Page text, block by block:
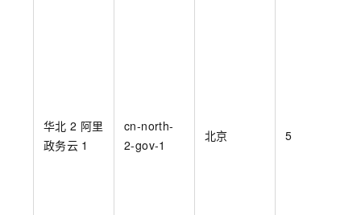
华北 2 阿里
政务云 1
cn-north-
2-gov-1
北京 5